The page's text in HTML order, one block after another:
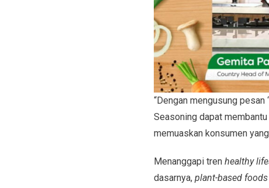
“Dengan mengusung
Seasoning dapat membantu
memuaskan konsumen
Menanggapi tren healthy
dasarnya, plant-based foods